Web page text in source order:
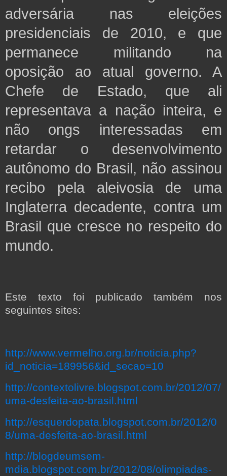
adversária nas eleições
presidenciais de 2010, e que
permanece militando na
oposição ao atual governo. A
Chefe de Estado, que ali
representava a nação inteira, e
não ongs interessadas em
retardar o desenvolvimento
autônomo do Brasil, não assinou
recibo pela aleivosia de uma
Inglaterra decadente, contra um
Brasil que cresce no respeito do
mundo.
Este texto foi publicado também nos
seguintes sites:
http://www.vermelho.org.br/noticia.php?
id_noticia=189956&id_secao=10
http://contextolivre.blogspot.com.br/2012/07/
uma-desfeita-ao-brasil.html
http://esquerdopata.blogspot.com.br/2012/0
8/uma-desfeita-ao-brasil.html
http://blogdeumsem-
mdia.blogspot.com.br/2012/08/olimpiadas-